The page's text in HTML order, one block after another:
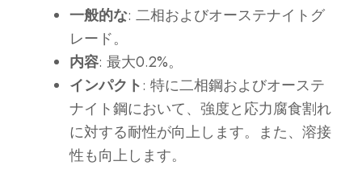
一般的な: 二相およびオーステナイトグ
レード。
内容: 最大0.2%。
インパクト: 特に二相鋼およびオーステ
ナイト鋼において、強度と応力腐食割れ
に対する耐性が向上します。また、溶接
性も向上します。